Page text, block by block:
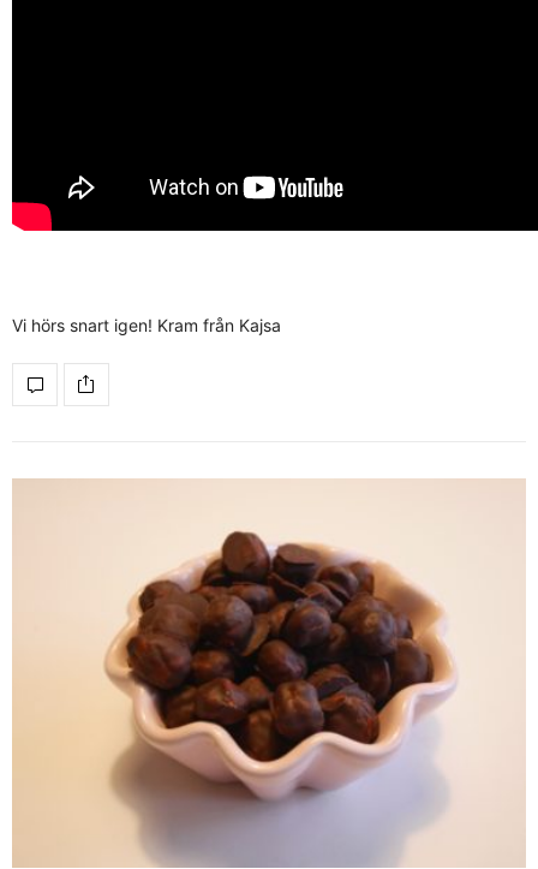
Vi hörs snart igen! Kram från Kajsa